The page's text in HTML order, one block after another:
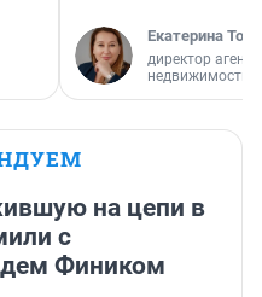
Екатерина
директор
недвижимости
на цепи в
с
Фиником